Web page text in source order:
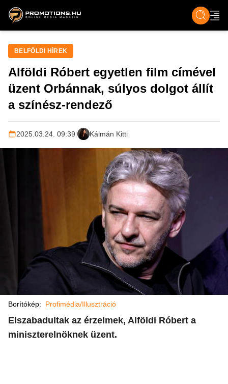
ZENE, FILM & KULT ÉLET TECH &
BELFÖLDI HÍREK
Alföldi Róbert egyetlen film címével
üzent Orbánnak, súlyos dolgot állít
a színész-rendező
2025.03.24. 09:39| Kálmán Kitti
Borítókép: Profimédia/Illusztráció
Elszabadultak az érzelmek, Alföldi Róbert a
miniszterelnöknek üzent.